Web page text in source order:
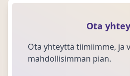
Ota
Ota yhteyttä tiimiimme, ja
mahdollisimman pian.